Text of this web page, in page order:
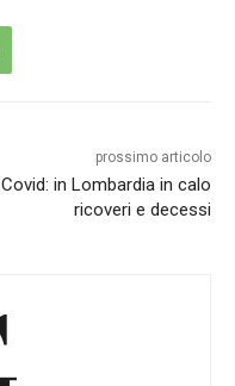
prossimo articolo
Covid: in Lombardia in calo
ricoveri e decessi